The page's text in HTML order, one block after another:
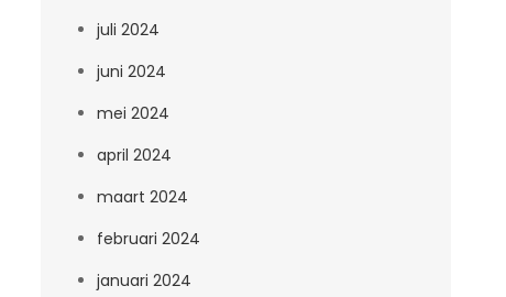
juli 2024
juni 2024
mei 2024
april 2024
maart 2024
februari 2024
januari 2024